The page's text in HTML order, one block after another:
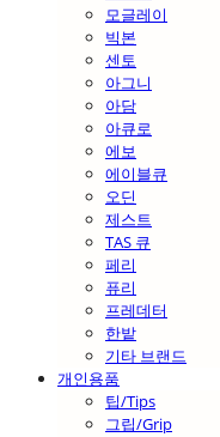
모글레이
빅본
센토
아그니
아담
아큐로
에보
에이블큐
오딘
제스트
TAS 큐
페리
퓨리
프레데터
한밭
기타 브랜드
개인용품
팁/Tips
그립/Grip